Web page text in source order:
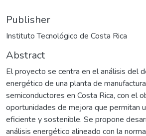
Publisher
Instituto Tecnológico de Costa Rica
Abstract
El proyecto se centra en el análisis del
energético de una planta de
semiconductores en Costa Rica, con el
oportunidades de mejora que permitan
eficiente y sostenible. Se propone
análisis energético alineado con la